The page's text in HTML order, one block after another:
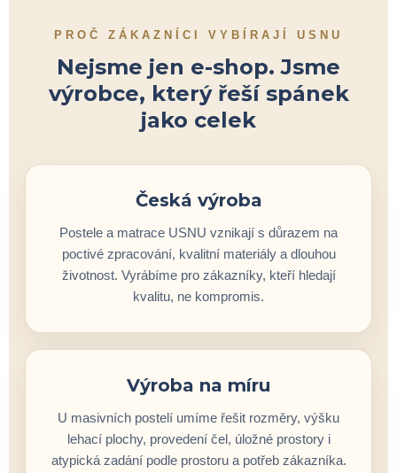
PROČ ZÁKAZNÍCI VYBÍRAJÍ USNU
Nejsme jen e-shop. Jsme
výrobce, který řeší spánek
jako celek
Česká výroba
Postele a matrace USNU vznikají s důrazem na
poctivé zpracování, kvalitní materiály a dlouhou
životnost. Vyrábíme pro zákazníky, kteří hledají
kvalitu, ne kompromis.
Výroba na míru
U masivních postelí umíme řešit rozměry, výšku
lehací plochy, provedení čel, úložné prostory i
atypická zadání podle prostoru a potřeb zákazníka.